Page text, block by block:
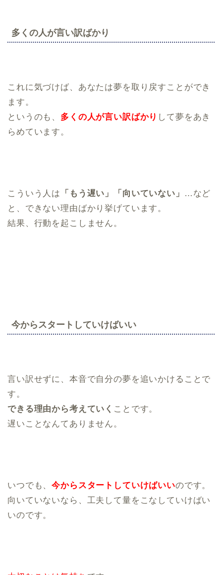
多くの人が言い訳ばかり
これに気づけば、あなたは夢を取り戻すことができ
ます。
というのも、 多くの人が言い訳ばかり して夢をあき
らめています。
こういう人は 「もう遅い」「向いていない」
…など
と、できない理由ばかり挙げています。
結果、行動を起こしません。
今からスタートしていけばいい
言い訳せずに、本音で自分の夢を追いかけることで
す。
できる理由から考えていく ことです。
遅いことなんてありません。
いつでも、今からスタートしていけばいいのです。
向いていないなら、工夫して量をこなしていけばい
いのです。